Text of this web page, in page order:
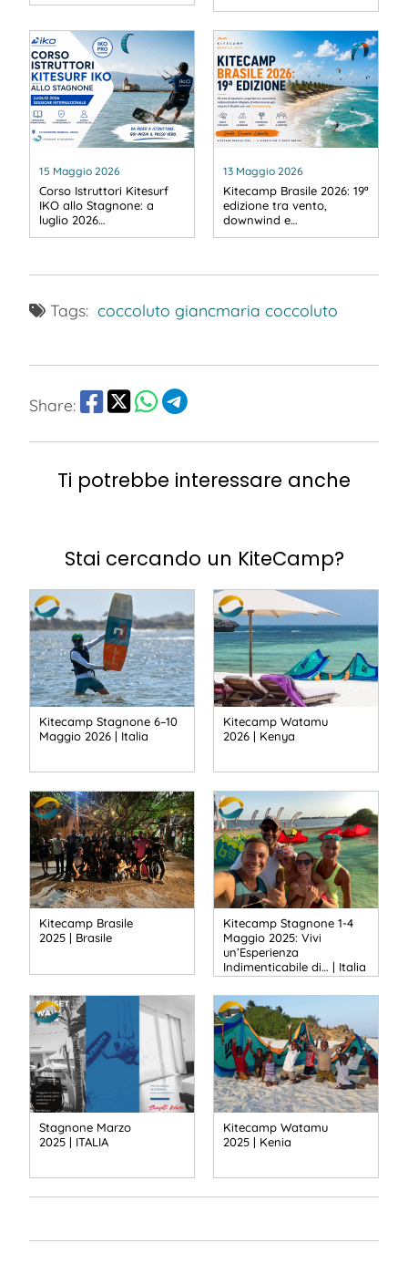
15 Maggio 2026
Corso Istruttori Kitesurf
IKO allo Stagnone: a
luglio 2026…
13 Maggio 2026
Kitecamp Brasile 2026: 19ª
edizione tra vento,
downwind e…
Tags: coccoluto giancmaria coccoluto
Share:
Ti potrebbe interessare anche
Stai cercando un KiteCamp?
Kitecamp Stagnone 6–10
Maggio 2026 | Italia
Kitecamp Watamu
2026 | Kenya
Kitecamp Brasile
2025 | Brasile
Kitecamp Stagnone 1-4
Maggio 2025: Vivi
un’Esperienza
Indimenticabile di… | Italia
Stagnone Marzo
2025 | ITALIA
Kitecamp Watamu
2025 | Kenia